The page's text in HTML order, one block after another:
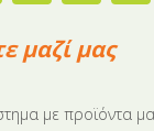
μαζί μας
με προϊόντα